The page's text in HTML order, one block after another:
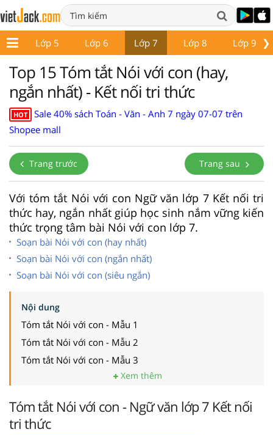
❯
4 Lớp 5 Lớp 6 Lớp 7 Lớp 8 Lớp 9
Top 15 Tóm tắt Nói với con (hay,
ngắn nhất) - Kết nối tri thức
HOT
Sale 40% sách Toán - Văn - Anh 7 ngày 07-07 trên
Shopee mall
Trang trước Trang sau
Với tóm tắt Nói với con Ngữ văn lớp 7 Kết nối tri
thức hay, ngắn nhất giúp học sinh nắm vững kiến
thức trọng tâm bài Nói với con lớp 7.
Soạn bài Nói với con (hay nhất)
Soạn bài Nói với con (ngắn nhất)
Soạn bài Nói với con (siêu ngắn)
Nội dung
Tóm tắt Nói với con - Mẫu 1
Tóm tắt Nói với con - Mẫu 2
Tóm tắt Nói với con - Mẫu 3
Xem thêm
Tóm tắt Nói với con - Ngữ văn lớp 7 Kết nối
tri thức